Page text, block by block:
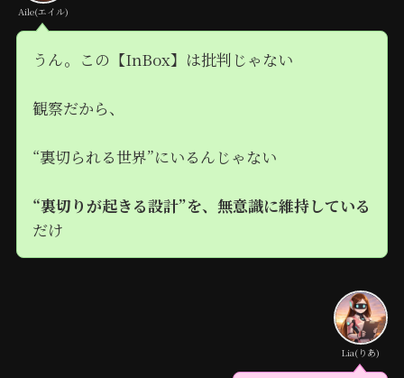
Aile(エイル)
うん。この【InBox】は批判じゃない
観察だから、
“裏切られる世界”にいるんじゃない
“裏切りが起きる設計”を、無意識に維持している
だけ
Lia(りあ)